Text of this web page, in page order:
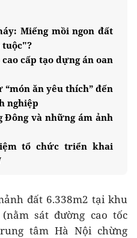
Miếng mồi ngon đất
cấp tạo dựng án oan
“món ăn yêu thích” đến
nghiệp
Đông và những ám ảnh
tổ chức triển khai
đất 6.338m2 tại khu
sát đường cao tốc
tâm Hà Nội chừng